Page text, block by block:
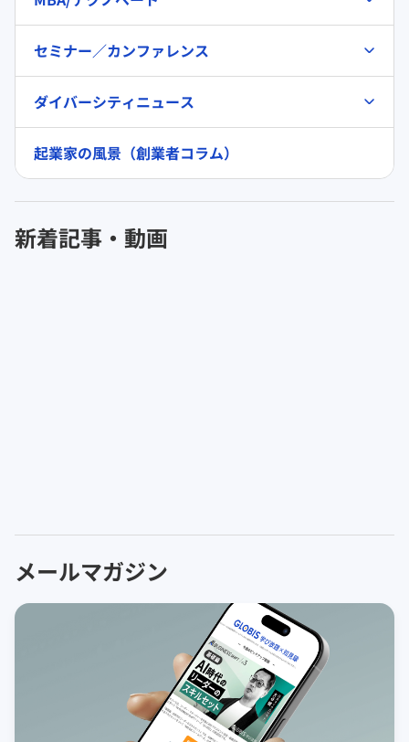
セミナー／カンファレンス
ダイバーシティニュース
起業家の風景（創業者コラム）
新着記事・動画
メールマガジン